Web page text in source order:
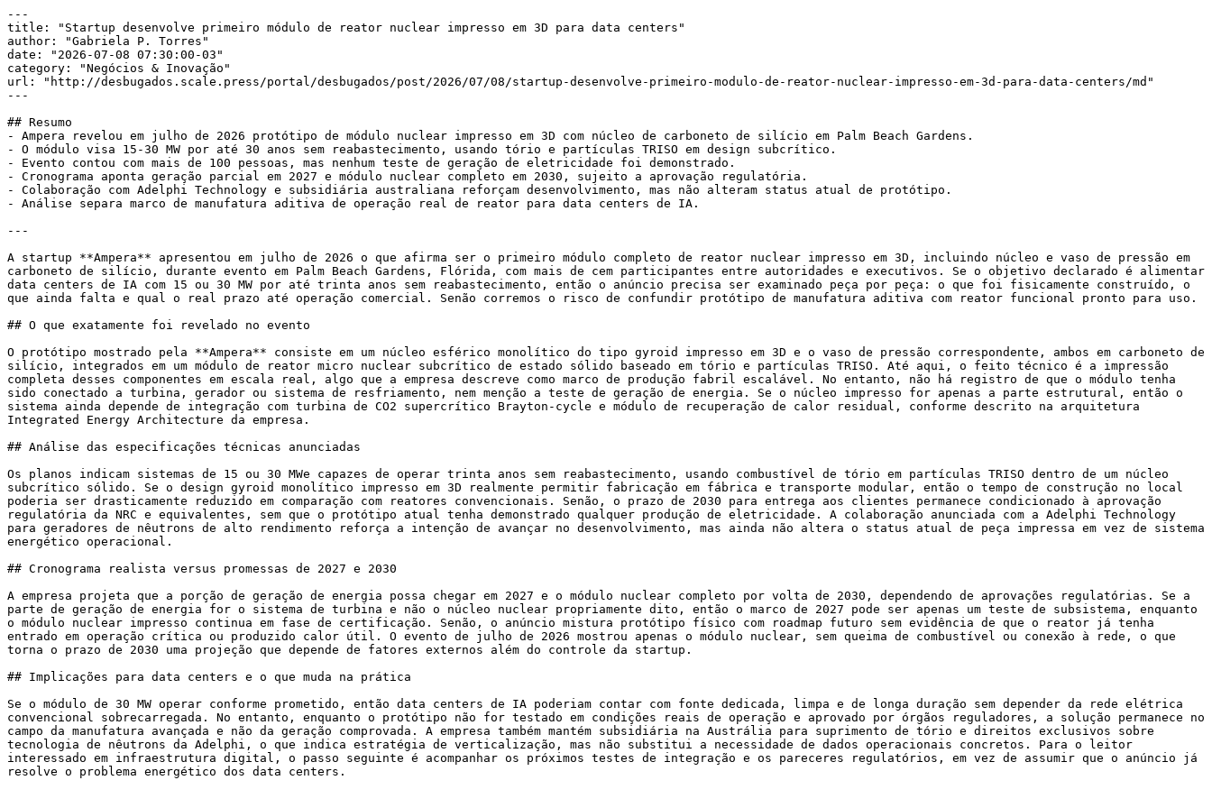
---
title: "Startup desenvolve primeiro módulo de reator nuclear impresso em 3D para data centers"
author: "Gabriela P. Torres"
date: "2026-07-08 07:30:00-03"
category: "Negócios & Inovação"
url: "http://desbugados.scale.press/portal/desbugados/post/2026/07/08/startup-desenvolve-primeiro-modulo-de-reator-nuclear-impresso-em-3d-para-data-centers/md"
---
## Resumo
- Ampera revelou em julho de 2026 protótipo de módulo nuclear impresso em 3D com núcleo de carboneto de silício em Palm Beach Gardens.
- O módulo visa 15-30 MW por até 30 anos sem reabastecimento, usando tório e partículas TRISO em design subcrítico.
- Evento contou com mais de 100 pessoas, mas nenhum teste de geração de eletricidade foi demonstrado.
- Cronograma aponta geração parcial em 2027 e módulo nuclear completo em 2030, sujeito a aprovação regulatória.
- Colaboração com Adelphi Technology e subsidiária australiana reforçam desenvolvimento, mas não alteram status atual de protótipo.
- Análise separa marco de manufatura aditiva de operação real de reator para data centers de IA.
---
A startup **Ampera** apresentou em julho de 2026 o que afirma ser o primeiro módulo completo de reator nuclear impresso em 3D, incluindo núcleo e vaso de pressão em
carboneto de silício, durante evento em Palm Beach Gardens, Flórida, com mais de cem participantes entre autoridades e executivos. Se o objetivo declarado é alimentar
data centers de IA com 15 ou 30 MW por até trinta anos sem reabastecimento, então o anúncio precisa ser examinado peça por peça: o que foi fisicamente construído, o
que ainda falta e qual o real prazo até operação comercial. Senão corremos o risco de confundir protótipo de manufatura aditiva com reator funcional pronto para uso.
## O que exatamente foi revelado no evento
O protótipo mostrado pela **Ampera** consiste em um núcleo esférico monolítico do tipo gyroid impresso em 3D e o vaso de pressão correspondente, ambos em carboneto de
silício, integrados em um módulo de reator micro nuclear subcrítico de estado sólido baseado em tório e partículas TRISO. Até aqui, o feito técnico é a impressão
completa desses componentes em escala real, algo que a empresa descreve como marco de produção fabril escalável. No entanto, não há registro de que o módulo tenha
sido conectado a turbina, gerador ou sistema de resfriamento, nem menção a teste de geração de energia. Se o núcleo impresso for apenas a parte estrutural, então o
sistema ainda depende de integração com turbina de CO2 supercrítico Brayton-cycle e módulo de recuperação de calor residual, conforme descrito na arquitetura
Integrated Energy Architecture da empresa.
## Análise das especificações técnicas anunciadas
Os planos indicam sistemas de 15 ou 30 MWe capazes de operar trinta anos sem reabastecimento, usando combustível de tório em partículas TRISO dentro de um núcleo
subcrítico sólido. Se o design gyroid monolítico impresso em 3D realmente permitir fabricação em fábrica e transporte modular, então o tempo de construção no local
poderia ser drasticamente reduzido em comparação com reatores convencionais. Senão, o prazo de 2030 para entrega aos clientes permanece condicionado à aprovação
regulatória da NRC e equivalentes, sem que o protótipo atual tenha demonstrado qualquer produção de eletricidade. A colaboração anunciada com a Adelphi Technology
para geradores de nêutrons de alto rendimento reforça a intenção de avançar no desenvolvimento, mas ainda não altera o status atual de peça impressa em vez de sistema
energético operacional.
## Cronograma realista versus promessas de 2027 e 2030
A empresa projeta que a porção de geração de energia possa chegar em 2027 e o módulo nuclear completo por volta de 2030, dependendo de aprovações regulatórias. Se a
parte de geração de energia for o sistema de turbina e não o núcleo nuclear propriamente dito, então o marco de 2027 pode ser apenas um teste de subsistema, enquanto
o módulo nuclear impresso continua em fase de certificação. Senão, o anúncio mistura protótipo físico com roadmap futuro sem evidência de que o reator já tenha
entrado em operação crítica ou produzido calor útil. O evento de julho de 2026 mostrou apenas o módulo nuclear, sem queima de combustível ou conexão à rede, o que
torna o prazo de 2030 uma projeção que depende de fatores externos além do controle da startup.
## Implicações para data centers e o que muda na prática
Se o módulo de 30 MW operar conforme prometido, então data centers de IA poderiam contar com fonte dedicada, limpa e de longa duração sem depender da rede elétrica
convencional sobrecarregada. No entanto, enquanto o protótipo não for testado em condições reais de operação e aprovado por órgãos reguladores, a solução permanece no
campo da manufatura avançada e não da geração comprovada. A empresa também mantém subsidiária na Austrália para suprimento de tório e direitos exclusivos sobre
tecnologia de nêutrons da Adelphi, o que indica estratégia de verticalização, mas não substitui a necessidade de dados operacionais concretos. Para o leitor
interessado em infraestrutura digital, o passo seguinte é acompanhar os próximos testes de integração e os pareceres regulatórios, em vez de assumir que o anúncio já
resolve o problema energético dos data centers.